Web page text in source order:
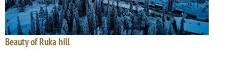
Beauty of Ruka hill